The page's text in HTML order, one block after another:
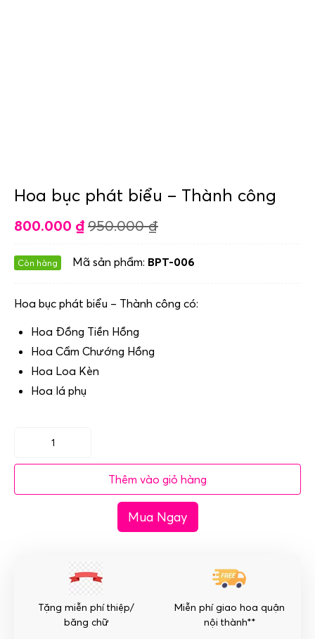
Hoa bục phát biểu – Thành công
800.000 ₫ 950.000₫
Còn hàng Mã sản phẩm: BPT-006
Hoa bục phát biểu – Thành công có:
Hoa Đồng Tiền Hồng
Hoa Cẩm Chướng Hồng
Hoa Loa Kèn
Hoa lá phụ
Hoa
bục
lượng
Thêm vào giỏ hàng
Mua Ngay
Tặng miễn phí thiệp/
băng chữ
Miễn phí giao hoa quận
nội thành**